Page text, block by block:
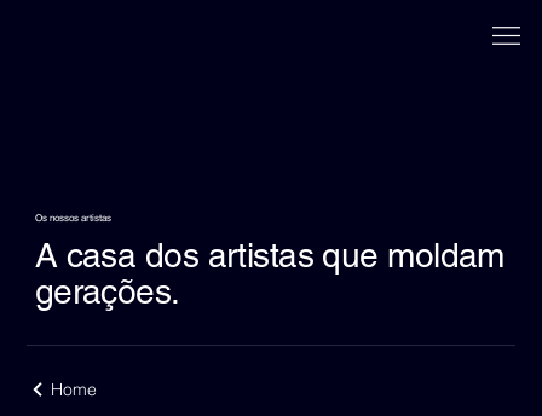
Os nossos artistas
A casa dos artistas que moldam
gerações.
Home